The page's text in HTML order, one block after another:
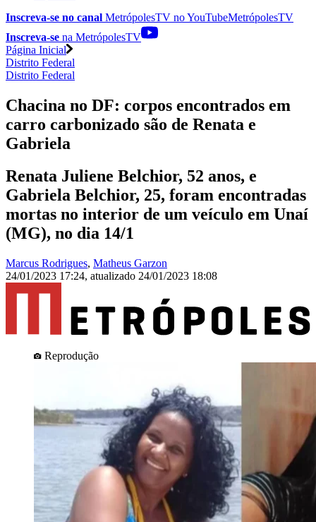
Inscreva-se no canal MetrópolesTV noYouTubeMetrópolesTV
Inscreva-se na MetrópolesTV
Página Inicial
Distrito Federal
Distrito Federal
Chacina no DF: corpos encontrados em
carro carbonizado são de Renata e
Gabriela
Renata Juliene Belchior, 52 anos, e
Gabriela Belchior, 25, foram encontradas
mortas no interior de um veículo em Unaí
(MG), no dia 14/1
Marcus Rodrigues, Matheus Garzon
24/01/2023 17:24, atualizado 24/01/2023 18:08
Reprodução